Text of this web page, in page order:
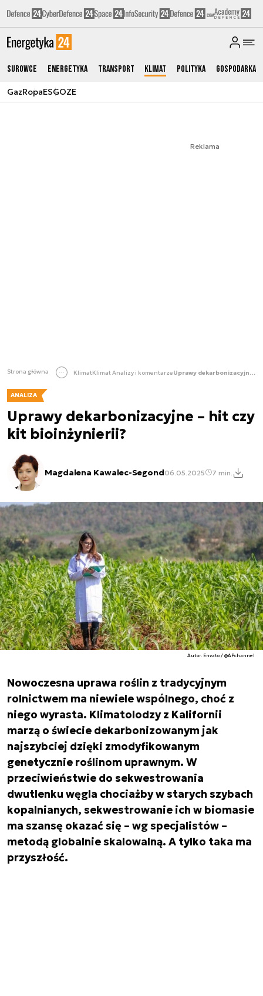
Surowce Energetyka Transport Klimat Polityka Gospodarka
GazRopaESGOZE
Reklama
Strona główna KlimatKlimat Analizy i komentarze Uprawy dekarbonizacyjne – hit czy kit bioinżynierii?
ANALIZA
Uprawy dekarbonizacyjne – hit czy
kit bioinżynierii?
Magdalena Kawalec-Segond06.05.2025 7 min.
Autor. Envato / @APchannel
Nowoczesna uprawa roślin z tradycyjnym
rolnictwem ma niewiele wspólnego, choć z
niego wyrasta. Klimatolodzy z Kalifornii
marzą o świecie dekarbonizowanym jak
najszybciej dzięki zmodyfikowanym
genetycznie roślinom uprawnym. W
przeciwieństwie do sekwestrowania
dwutlenku węgla chociażby w starych szybach
kopalnianych, sekwestrowanie ich w biomasie
ma szansę okazać się – wg specjalistów –
metodą globalnie skalowalną. A tylko taka ma
przyszłość.